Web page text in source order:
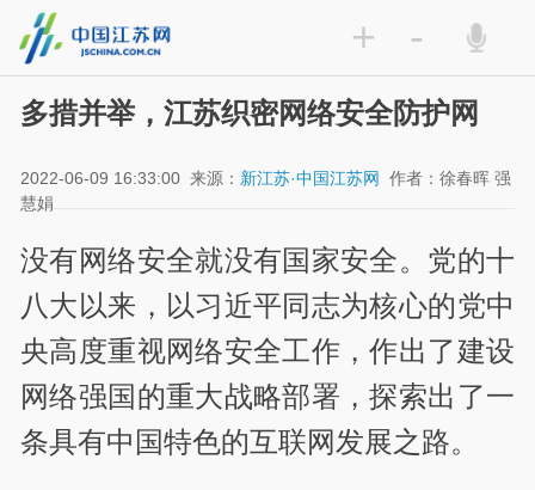
+ -
多措并举，江苏织密网络安全防护网
2022-06-09 16:33:00 来源： 新江苏·中国江苏网
作者：徐春晖 强
慧娟
没有网络安全就没有国家安全。党的十
八大以来，以习近平同志为核心的党中
央高度重视网络安全工作，作出了建设
网络强国的重大战略部署，探索出了一
条具有中国特色的互联网发展之路。